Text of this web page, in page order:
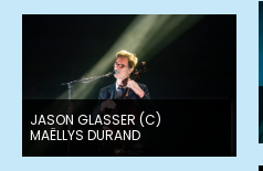
JASON GLASSER (C)
MAËLLYS DURAND